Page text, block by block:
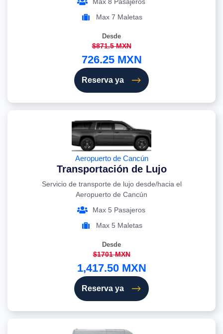
Max 8 Pasajeros
Max 7 Maletas
Desde
$871.5 MXN
726.25 MXN
Reserva ya
Aeropuerto de Cancún
Transportación de Lujo
Servicio de transporte de lujo desde/hacia el
Aeropuerto de Cancún
Max 5 Pasajeros
Max 5 Maletas
Desde
$1701 MXN
1,417.50 MXN
Reserva ya